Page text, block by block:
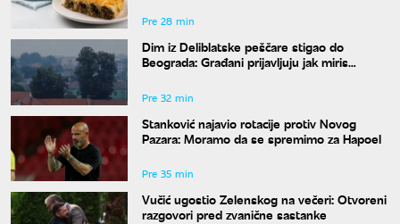
Pre 28 min
Dim iz Deliblatske peščare stigao do
Beograda: Građani prijavljuju jak miris
Pre 32 min
Stanković najavio rotacije protiv Novog
Pazara: Moramo da se spremimo za Hapoel
Pre 35 min
Vučić ugostio Zelenskog na večeri: Otvoreni
razgovori pred zvanične sastanke